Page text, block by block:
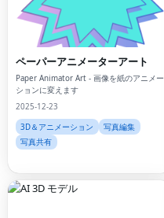
ペーパーアニメーターアート
Paper Animator Art - 画像を紙のアニメー
ションに変えます
2025-12-23
3D＆アニメーション
写真編集
写真共有